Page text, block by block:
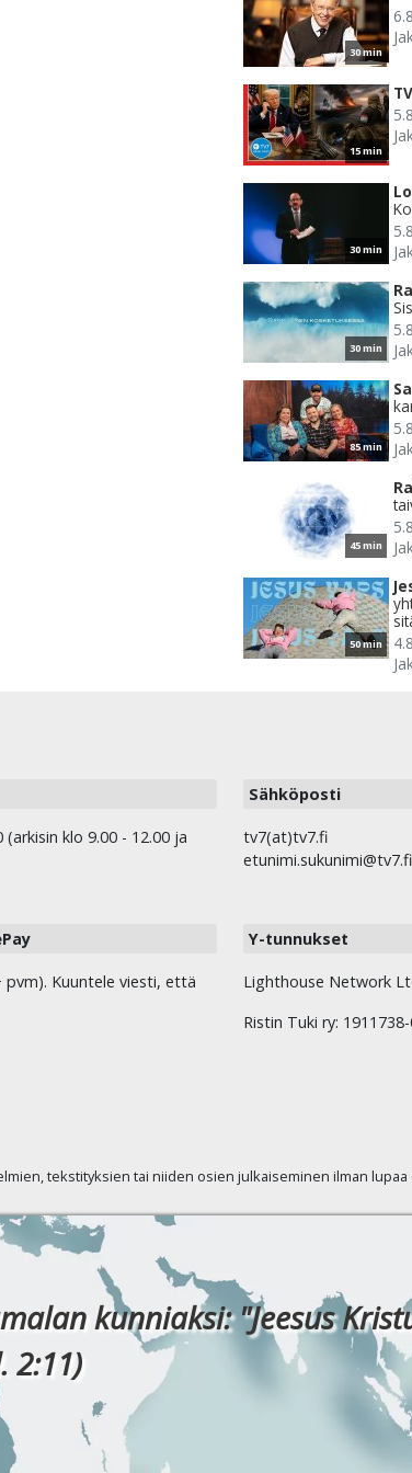
30 min
15 min
30 min
30 min
85 min
45 min
50 min
(arkisin klo 9.00 - 12.00 ja
Sähköposti
tv7(at)tv7.fi
etunimi.sukunimi@tv7.fi
pvm). Kuuntele viesti, että
Y-tunnukset
Lighthouse Network
Ristin Tuki ry:
tekstityksien tai niiden osien julkaiseminen ilman lupaa
kunniaksi: "Jeesus
2:11)